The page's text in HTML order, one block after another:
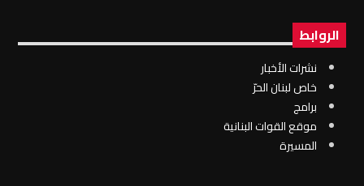
الروابط
نشرات الأخبار
خاص لبنان الحرّ
برامج
موقع القوات البنانية
المسيرة